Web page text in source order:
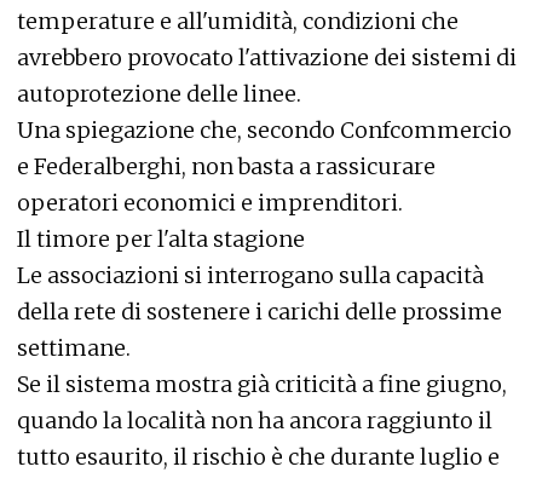
temperature e all'umidità, condizioni che
avrebbero provocato l'attivazione dei sistemi di
autoprotezione delle linee.
Una spiegazione che, secondo Confcommercio
e Federalberghi, non basta a rassicurare
operatori economici e imprenditori.
Il timore per l'alta stagione
Le associazioni si interrogano sulla capacità
della rete di sostenere i carichi delle prossime
settimane.
Se il sistema mostra già criticità a fine giugno,
quando la località non ha ancora raggiunto il
tutto esaurito, il rischio è che durante luglio e